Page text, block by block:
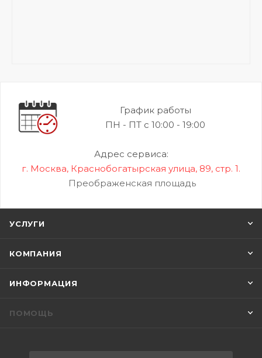
График работы
ПН - ПТ с 10:00 - 19:00
Адрес сервиса:
г. Москва, Краснобогатырская улица, 89, стр. 1.
Преображенская площадь
УСЛУГИ
КОМПАНИЯ
ИНФОРМАЦИЯ
ПОМОЩЬ